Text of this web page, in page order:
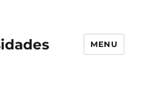
MENU